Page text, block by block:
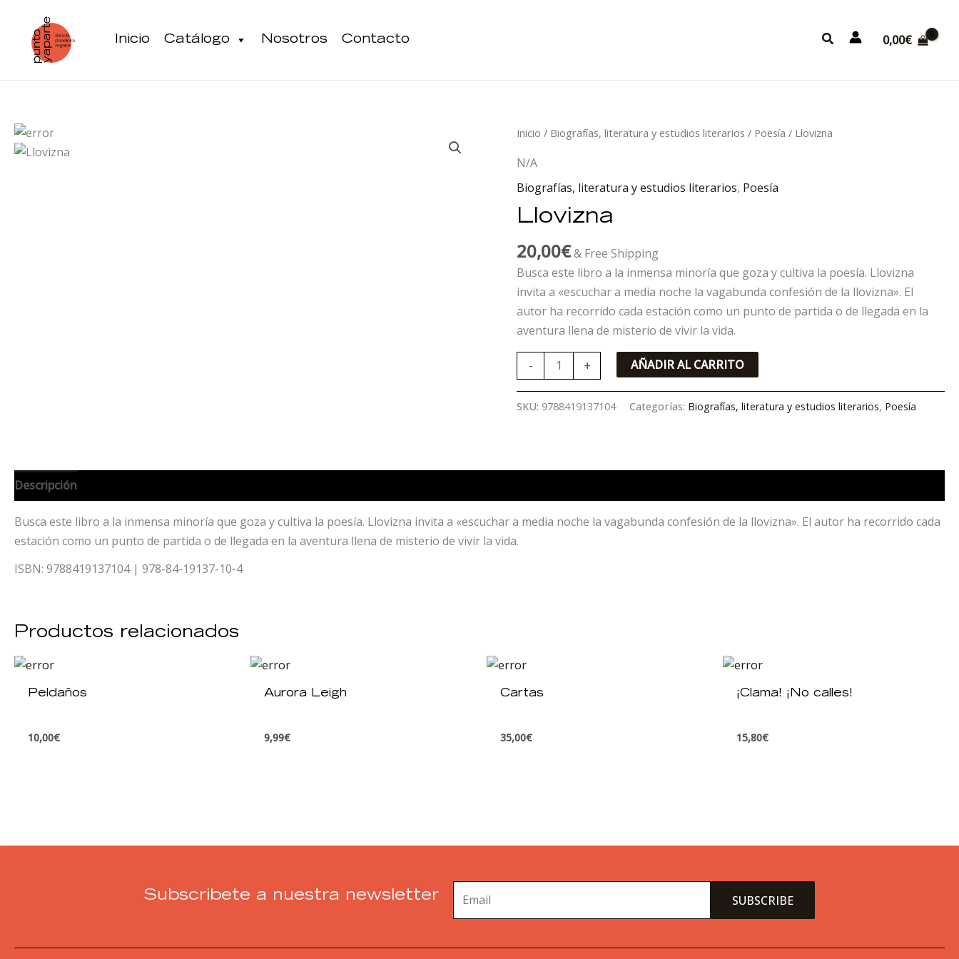
contenido
Inicio Catálogo Nosotros Contacto Buscar 0,00€
Inicio / Biografías, literatura y estudios literarios / Poesía / Llovizna
N/A
Biografías, literatura y estudios literarios, Poesía
Llovizna
20,00€& Free Shipping
Busca este libro a la inmensa minoría que goza y cultiva la poesía. Llovizna
invita a «escuchar a media noche la vagabunda confesión de la llovizna». El
autor ha recorrido cada estación como un punto de partida o de llegada en la
aventura llena de misterio de vivir la vida.
-
Llovizna
+ AÑADIR AL CARRITO
SKU: 9788419137104 Categorías: Biografías, literatura y estudios literarios, Poesía
Descripción
Busca este libro a la inmensa minoría que goza y cultiva la poesía. Llovizna invita a «escuchar a media noche la vagabunda confesión de la llovizna». El autor ha recorrido cada
estación como un punto de partida o de llegada en la aventura llena de misterio de vivir la vida.
ISBN: 9788419137104 | 978-84-19137-10-4
Productos relacionados
Peldaños
10,00€
Aurora Leigh
9,99€
Cartas
35,00€
¡Clama! ¡No calles!
15,80€
Subscribete a nuestra newsletter